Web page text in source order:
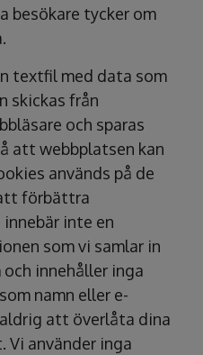
besökare tycker om
textfil med data som
skickas från
och sparas
att webbplatsen kan
används på de
förbättra
inte en
som vi samlar in
innehåller inga
namn eller e-
att överlåta dina
använder inga